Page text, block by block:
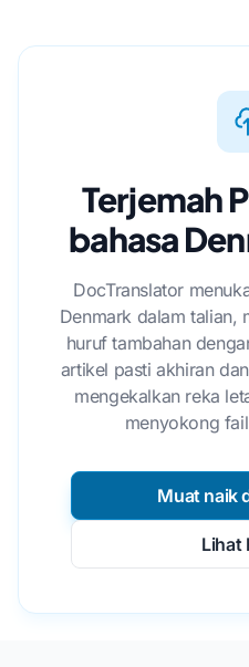
Terjemah
bahasa
DocTranslator
Denmark dalam talian,
huruf tambahan
artikel pasti akhiran
mengekalkan reka
menyokong
Muat naik
Lihat